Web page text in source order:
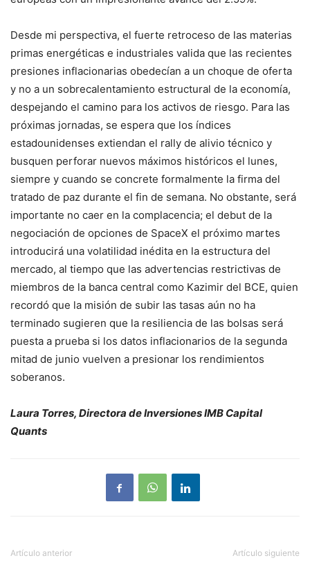
Desde mi perspectiva, el fuerte retroceso de las materias
primas energéticas e industriales valida que las recientes
presiones inflacionarias obedecían a un choque de oferta
y no a un sobrecalentamiento estructural de la economía,
despejando el camino para los activos de riesgo. Para las
próximas jornadas, se espera que los índices
estadounidenses extiendan el rally de alivio técnico y
busquen perforar nuevos máximos históricos el lunes,
siempre y cuando se concrete formalmente la firma del
tratado de paz durante el fin de semana. No obstante, será
importante no caer en la complacencia; el debut de la
negociación de opciones de SpaceX el próximo martes
introducirá una volatilidad inédita en la estructura del
mercado, al tiempo que las advertencias restrictivas de
miembros de la banca central como Kazimir del BCE, quien
recordó que la misión de subir las tasas aún no ha
terminado sugieren que la resiliencia de las bolsas será
puesta a prueba si los datos inflacionarios de la segunda
mitad de junio vuelven a presionar los rendimientos
soberanos.
Laura Torres, Directora de Inversiones IMB Capital
Quants
Artículo anterior Artículo siguiente